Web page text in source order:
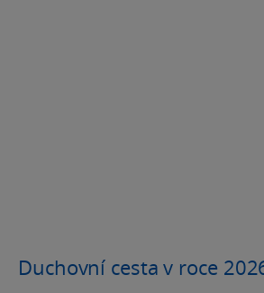
Duchovní cesta v roce